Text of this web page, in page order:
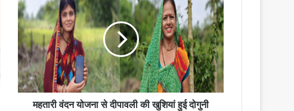
महतारी वंदन योजना से दीपावली की खुशियां हुई दोगुनी